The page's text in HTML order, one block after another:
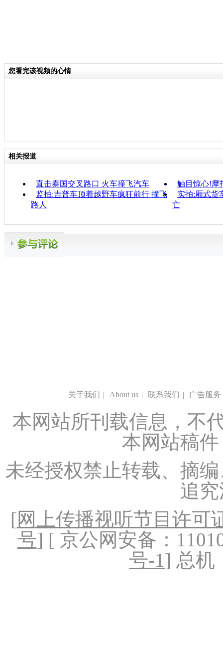
您看完该视频的心情
相关报道
直击泰国交叉路口 火车撞飞汽车
触目惊心!摩
监拍:吉普车顶着越野车疯狂前行 撞飞
路人
实拍:厢式货
亡
关于我们 | About us | 联系我们 | 广告服务
本网站所刊载信息，不
本网站稿
未经授权禁止转载、摘
追
[网上传播视听节目许可
号] [ 京公网安备：
号-1] 总机